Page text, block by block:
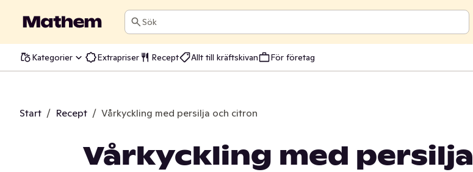
Sök
Kategorier Extrapriser Recept Allt till kräftskivan För företag
Start / Recept / Vårkyckling med persilja och citron
Vårkyckling med persilja